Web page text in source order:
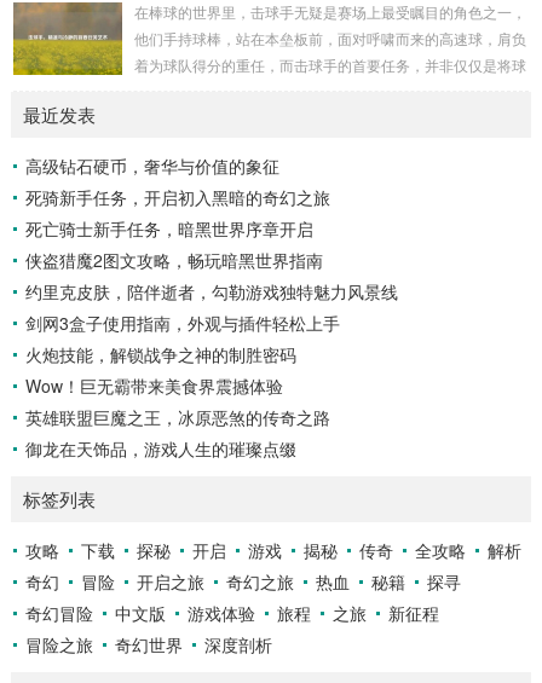
照耀下闪耀着刺眼的银光，仿佛是大自然赐予这片土地的皇
冠，而山脚下，则是一片郁郁葱葱的森林，森林里树木种类繁
多，高大的乔木遮天蔽日，阳光只能透过枝叶的缝隙...
在棒球的世界里，击球手无疑是赛场上最受瞩目的角色之一，
他们手持球棒，站在本垒板前，面对呼啸而来的高速球，肩负
着为球队得分的重任，而击球手的首要任务，并非仅仅是将球
滑球，击球手需要在极短的时间内，准确判断球的速度、方向
和落点，然后调整自己的击球动作，这不仅要求击球手具备出
色的视力和反应能力,更需要大量的训练来培养对球...
最近发表
高级钻石硬币，奢华与价值的象征
死骑新手任务，开启初入黑暗的奇幻之旅
死亡骑士新手任务，暗黑世界序章开启
侠盗猎魔2图文攻略，畅玩暗黑世界指南
约里克皮肤，陪伴逝者，勾勒游戏独特魅力风景线
剑网3盒子使用指南，外观与插件轻松上手
火炮技能，解锁战争之神的制胜密码
Wow！巨无霸带来美食界震撼体验
英雄联盟巨魔之王，冰原恶煞的传奇之路
御龙在天饰品，游戏人生的璀璨点缀
标签列表
攻略 下载 探秘 开启 游戏 揭秘 传奇 全攻略
解析
奇幻
冒险 开启之旅 奇幻之旅 热血 秘籍
探寻
奇幻冒险
中文版 游戏体验 旅程 之旅
新征程
冒险之旅
奇幻世界 深度剖析